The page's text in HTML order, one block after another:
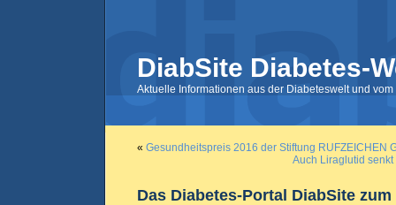
DiabSite Diabetes-
Aktuelle Informationen aus der Diabeteswelt und
« Gesundheitspreis 2016 der Stiftung RUFZEICHEN
Auch Liraglutid
Das Diabetes-Portal DiabSite